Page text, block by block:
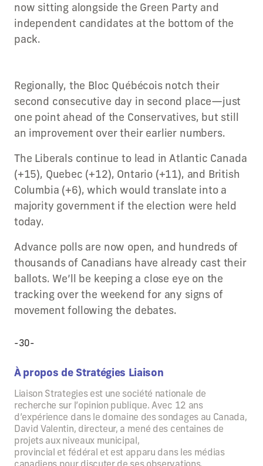
now sitting alongside the Green Party and
independent candidates at the bottom of the
pack.
Regionally, the Bloc Québécois notch their
second consecutive day in second place—just
one point ahead of the Conservatives, but still
an improvement over their earlier numbers.
The Liberals continue to lead in Atlantic Canada
(+15), Quebec (+12), Ontario (+11), and British
Columbia (+6), which would translate into a
majority government if the election were held
today.
Advance polls are now open, and hundreds of
thousands of Canadians have already cast their
ballots. We’ll be keeping a close eye on the
tracking over the weekend for any signs of
movement following the debates.
-30-
À propos de Stratégies Liaison
Liaison Strategies est une société nationale de
recherche sur l’opinion publique. Avec 12 ans
d’expérience dans le domaine des sondages au Canada,
David Valentin, directeur, a mené des centaines de
projets aux niveaux municipal,
provincial et fédéral et est apparu dans les médias
canadiens pour discuter de ses observations.